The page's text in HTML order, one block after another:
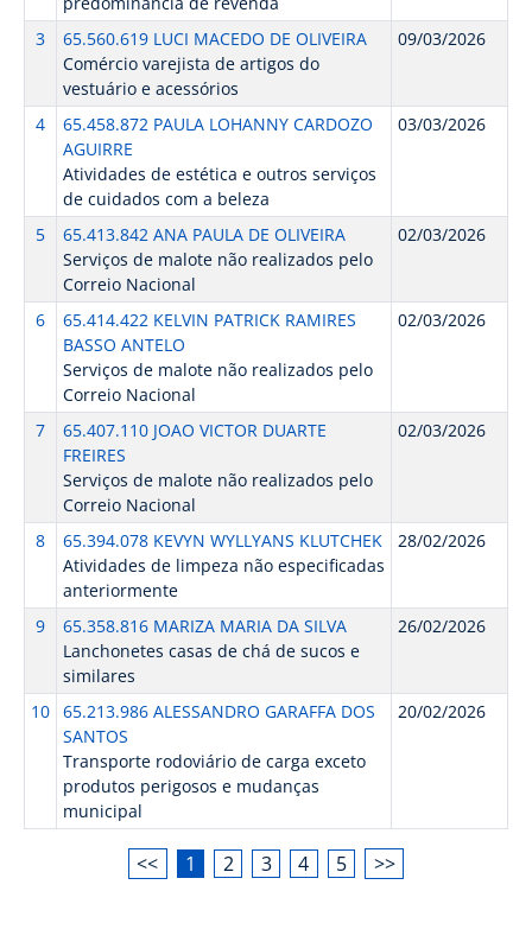
3
65.560.619 LUCI MACEDO DE OLIVEIRA
Comércio varejista de artigos do
vestuário e acessórios
09/03/2026
4
65.458.872 PAULA LOHANNY CARDOZO
AGUIRRE
Atividades de estética e outros serviços
de cuidados com a beleza
03/03/2026
5
65.413.842 ANA PAULA DE OLIVEIRA
Serviços de malote não realizados pelo
Correio Nacional
02/03/2026
6
65.414.422 KELVIN PATRICK RAMIRES
BASSO ANTELO
Serviços de malote não realizados pelo
Correio Nacional
02/03/2026
7
65.407.110 JOAO VICTOR DUARTE
FREIRES
Serviços de malote não realizados pelo
Correio Nacional
02/03/2026
8
65.394.078 KEVYN WYLLYANS KLUTCHEK
Atividades de limpeza não especificadas
anteriormente
28/02/2026
9
65.358.816 MARIZA MARIA DA SILVA
Lanchonetes casas de chá de sucos e
similares
26/02/2026
10 65.213.986 ALESSANDRO GARAFFA DOS
SANTOS
Transporte rodoviário de carga exceto
produtos perigosos e mudanças
municipal
20/02/2026
<< 1 2 3 4 5 >>